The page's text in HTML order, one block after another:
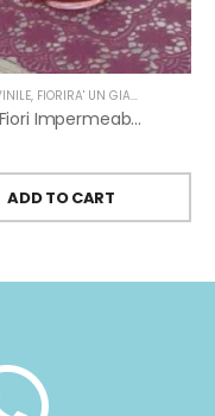
, FIORIRA' UN GIARDINO
Tovaglietta Fiori Impermeabile Vinile Ciclamino Piena Di Fiorirà Un Giardino
ADD TO CART